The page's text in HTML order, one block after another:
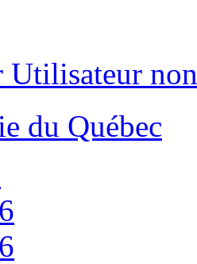
Utilisateur
du Québec